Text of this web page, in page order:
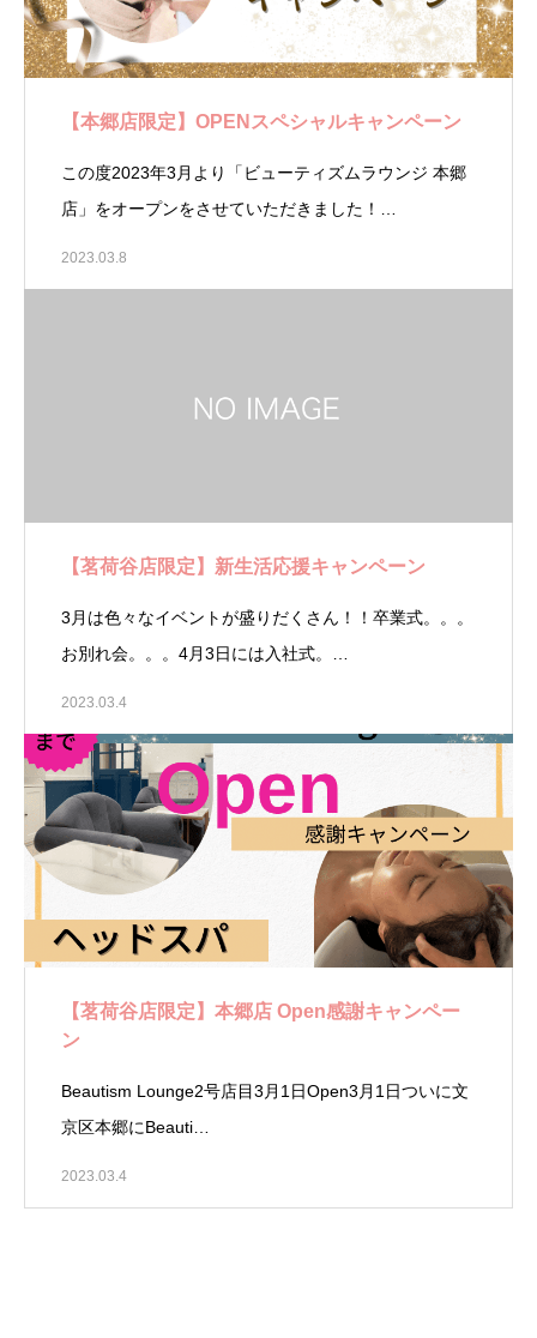
【本郷店限定】OPENスペシャルキャンペーン
この度2023年3月より「ビューティズムラウンジ 本郷
店」をオープンをさせていただきました！…
2023.03.8
【茗荷谷店限定】新生活応援キャンペーン
3月は色々なイベントが盛りだくさん！！卒業式。。。
お別れ会。。。4月3日には入社式。…
2023.03.4
【茗荷谷店限定】本郷店 Open感謝キャンペー
ン
Beautism Lounge2号店目3月1日Open3月1日ついに文
京区本郷にBeauti…
2023.03.4